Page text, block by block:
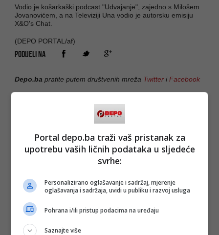
Vodio je košarkaški podcast "Udvajanje", zajedno s Milošem
Jovanovićem, a na Televiziji Una vodio je autorsku emisiju
X&O's Chat.
(DEPO PORTAL/af)
PODIJELI NA
Depo.ba pratite putem društvenih mreža Twitter iFacebook
Portal depo.ba traži vaš pristanak za
upotrebu vaših ličnih podataka u sljedeće
svrhe:
Personalizirano oglašavanje i sadržaj, mjerenje
oglašavanja i sadržaja, uvidi u publiku i razvoj usluga
Pohrana i/ili pristup podacima na uređaju
Saznajte više